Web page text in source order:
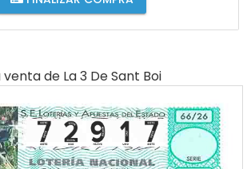
venta de La 3 De Sant Boi